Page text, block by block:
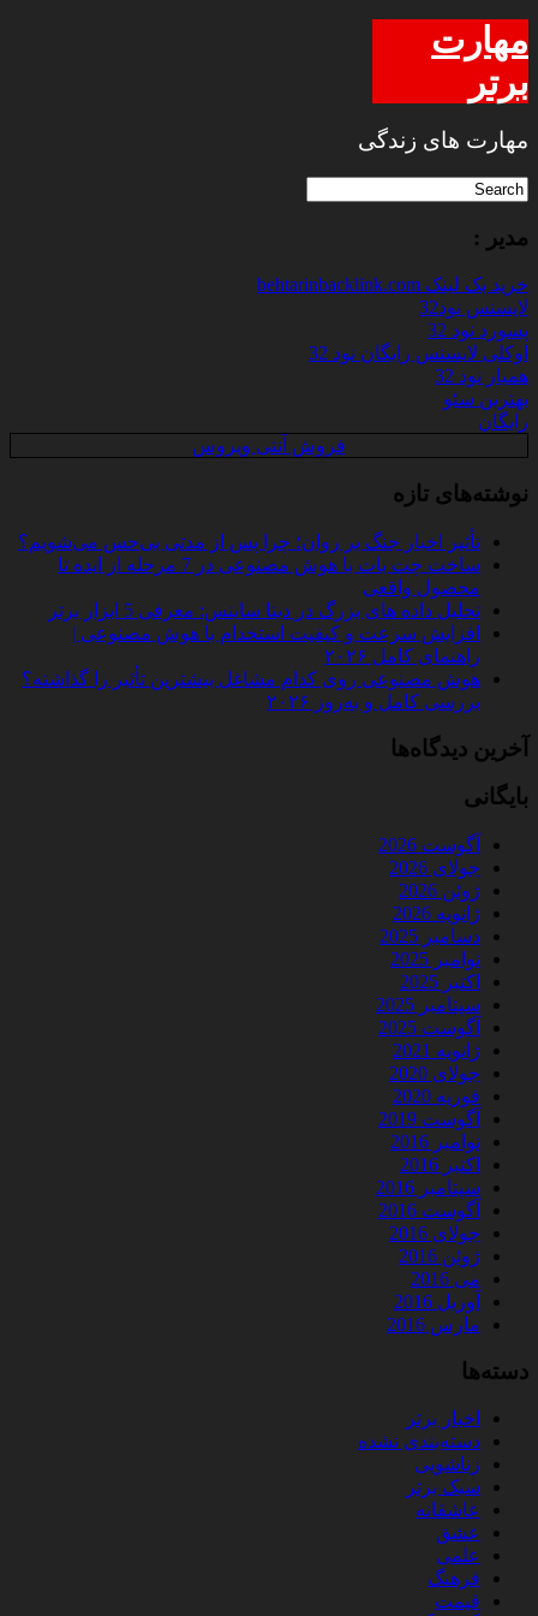
مهارت
برتر
مهارت های زندگی
مدیر :
خرید بک لینک behtarinbacklink.com
لایسنس نود32
پسورد نود 32
اوکلی لایسنس رایگان نود 32
همیار نود 32
بهترین سئو
رایگان
فروش آنتی ویروس
نوشته‌های تازه
تأثیر اخبار جنگ بر روان؛ چرا پس از مدتی بی‌حس می‌شویم؟
ساخت چت‌ بات با هوش مصنوعی در 7 مرحله از ایده تا
محصول واقعی
تحلیل داده‌ های بزرگ در دیتا ساینس: معرفی 5 ابزار برتر
افزایش سرعت و کیفیت استخدام با هوش مصنوعی |
راهنمای کامل ۲۰۲۶
هوش مصنوعی روی کدام مشاغل بیشترین تأثیر را گذاشته؟
بررسی کامل و به‌روز ۲۰۲۶
آخرین دیدگاه‌ها
بایگانی
آگوست 2026
جولای 2026
ژوئن 2026
ژانویه 2026
دسامبر 2025
نوامبر 2025
اکتبر 2025
سپتامبر 2025
آگوست 2025
ژانویه 2021
جولای 2020
فوریه 2020
آگوست 2019
نوامبر 2016
اکتبر 2016
سپتامبر 2016
آگوست 2016
جولای 2016
ژوئن 2016
می 2016
آوریل 2016
مارس 2016
دسته‌ها
اخبار برتر
دسته‌بندی نشده
زناشویی
سبک برتر
عاشقانه
عشق
علمی
فرهنگ
قیمت